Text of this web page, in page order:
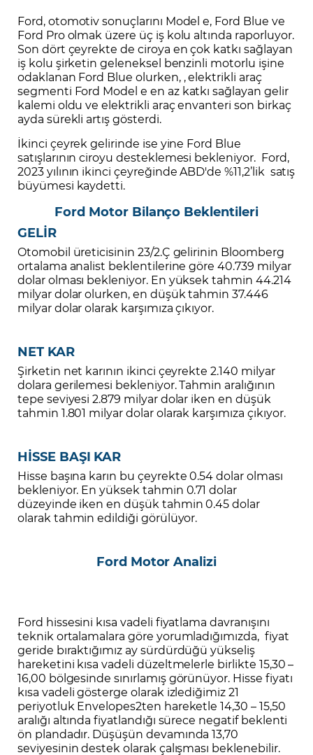
Ford, otomotiv sonuçlarını Model e, Ford Blue ve
Ford Pro olmak üzere üç iş kolu altında raporluyor.
Son dört çeyrekte de ciroya en çok katkı sağlayan
iş kolu şirketin geleneksel benzinli motorlu işine
odaklanan Ford Blue olurken, , elektrikli araç
segmenti Ford Model e en az katkı sağlayan gelir
kalemi oldu ve elektrikli araç envanteri son birkaç
ayda sürekli artış gösterdi.
İkinci çeyrek gelirinde ise yine Ford Blue
satışlarının ciroyu desteklemesi bekleniyor. Ford,
2023 yılının ikinci çeyreğinde ABD'de %11,2’lik satış
büyümesi kaydetti.
Ford Motor Bilanço Beklentileri
GELİR
Otomobil üreticisinin 23/2.Ç gelirinin Bloomberg
ortalama analist beklentilerine göre 40.739 milyar
dolar olması bekleniyor. En yüksek tahmin 44.214
milyar dolar olurken, en düşük tahmin 37.446
milyar dolar olarak karşımıza çıkıyor.
NET KAR
Şirketin net karının ikinci çeyrekte 2.140 milyar
dolara gerilemesi bekleniyor. Tahmin aralığının
tepe seviyesi 2.879 milyar dolar iken en düşük
tahmin 1.801 milyar dolar olarak karşımıza çıkıyor.
HİSSE BAŞI KAR
Hisse başına karın bu çeyrekte 0.54 dolar olması
bekleniyor. En yüksek tahmin 0.71 dolar
düzeyinde iken en düşük tahmin 0.45 dolar
olarak tahmin edildiği görülüyor.
Ford Motor Analizi
Ford hissesini kısa vadeli fiyatlama davranışını
teknik ortalamalara göre yorumladığımızda, fiyat
geride bıraktığımız ay sürdürdüğü yükseliş
hareketini kısa vadeli düzeltmelerle birlikte 15,30 –
16,00 bölgesinde sınırlamış görünüyor. Hisse fiyatı
kısa vadeli gösterge olarak izlediğimiz 21
periyotluk Envelopes2ten hareketle 14,30 – 15,50
aralığı altında fiyatlandığı sürece negatif beklenti
ön plandadır. Düşüşün devamında 13,70
seviyesinin destek olarak çalışması beklenebilir.